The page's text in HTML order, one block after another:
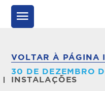
VOLTAR À PÁGINA
30 DE DEZEMBRO
INSTALAÇÕES